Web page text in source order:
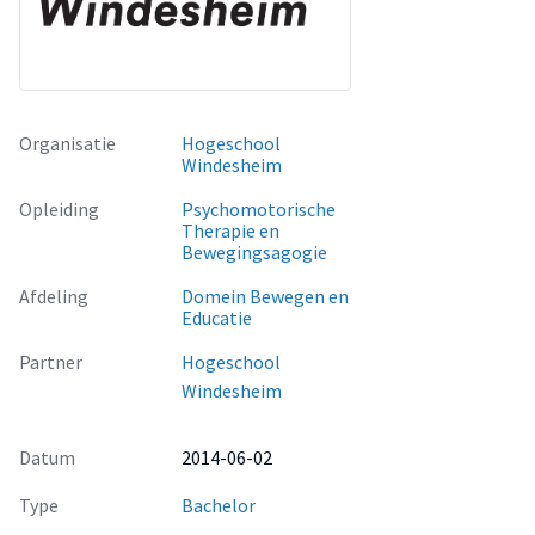
Organisatie
Hogeschool
Windesheim
Opleiding
Psychomotorische
Therapie en
Bewegingsagogie
Afdeling
Domein Bewegen en
Educatie
Partner
Hogeschool
Windesheim
Datum
2014-06-02
Type
Bachelor